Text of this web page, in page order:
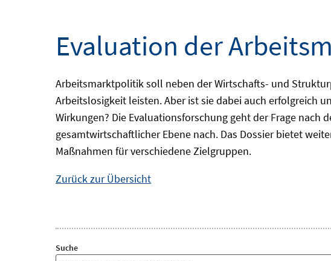
Evaluation der
Arbeitsmarktpolitik soll neben der Wirtschafts- und
Arbeitslosigkeit leisten. Aber ist sie dabei auch erfolgreich
Wirkungen? Die Evaluationsforschung geht der Frage
gesamtwirtschaftlicher Ebene nach. Das Dossier bietet
Maßnahmen für verschiedene Zielgruppen.
Zurück zur Übersicht
Suche